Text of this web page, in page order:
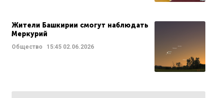
Жители Башкирии смогут наблюдать
Меркурий
Общество 15:45 02.06.2026